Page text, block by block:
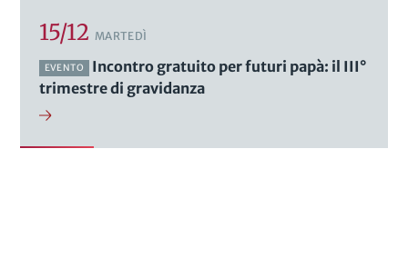
15/12 MARTEDÌ
EVENTO
Incontro gratuito per futuri papà: il III°
trimestre di gravidanza